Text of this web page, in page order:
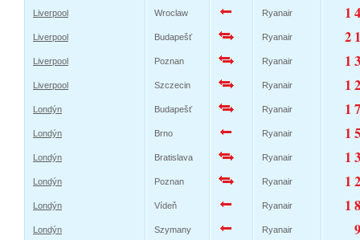
Liverpool Wroclaw Ryanair 1
Liverpool Budapešť Ryanair 2
Liverpool Poznan Ryanair 1
Liverpool Szczecin Ryanair 1
Londýn Budapešť Ryanair 1
Londýn Brno Ryanair 1
Londýn Bratislava Ryanair 1
Londýn Poznan Ryanair 1
Londýn Vídeň Ryanair 1
Londýn Szymany Ryanair